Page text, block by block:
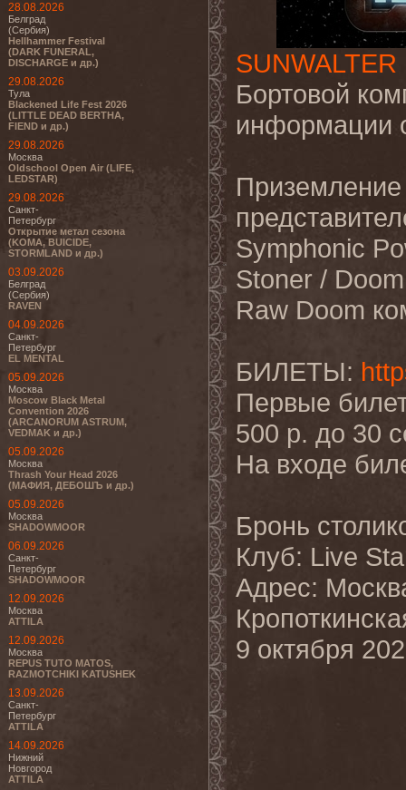
28.08.2026
Белград
(Сербия)
Hellhammer Festival
(DARK FUNERAL,
DISCHARGE и др.)
29.08.2026
Тула
Blackened Life Fest 2026
(LITTLE DEAD BERTHA,
FIEND и др.)
29.08.2026
Москва
Oldschool Open Air (LIFE,
LEDSTAR)
29.08.2026
Санкт-
Петербург
Открытие метал сезона
(KOMA, BUICIDE,
STORMLAND и др.)
03.09.2026
Белград
(Сербия)
RAVEN
04.09.2026
Санкт-
Петербург
EL MENTAL
05.09.2026
Москва
Moscow Black Metal
Convention 2026
(ARCANORUM ASTRUM,
VEDMAK и др.)
05.09.2026
Москва
Thrash Your Head 2026
(МАФИЯ, ДЕБОШЪ и др.)
05.09.2026
Москва
SHADOWMOOR
06.09.2026
Санкт-
Петербург
SHADOWMOOR
12.09.2026
Москва
ATTILA
12.09.2026
Москва
REPUS TUTO MATOS,
RAZMOTCHIKI KATUSHEK
13.09.2026
Санкт-
Петербург
ATTILA
14.09.2026
Нижний
Новгород
ATTILA
SUNWALTER
Бортовой
информации
Symphonic
Stoner /
Raw Doom
БИЛЕТЫ:
Первые
500 р. до 30
На входе
Бронь
Клуб: Live
Адрес:
9 октября